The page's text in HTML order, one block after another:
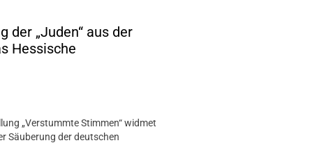
„Juden“ aus der
Hessische
„Verstummte Stimmen“ widmet
Säuberung der deutschen